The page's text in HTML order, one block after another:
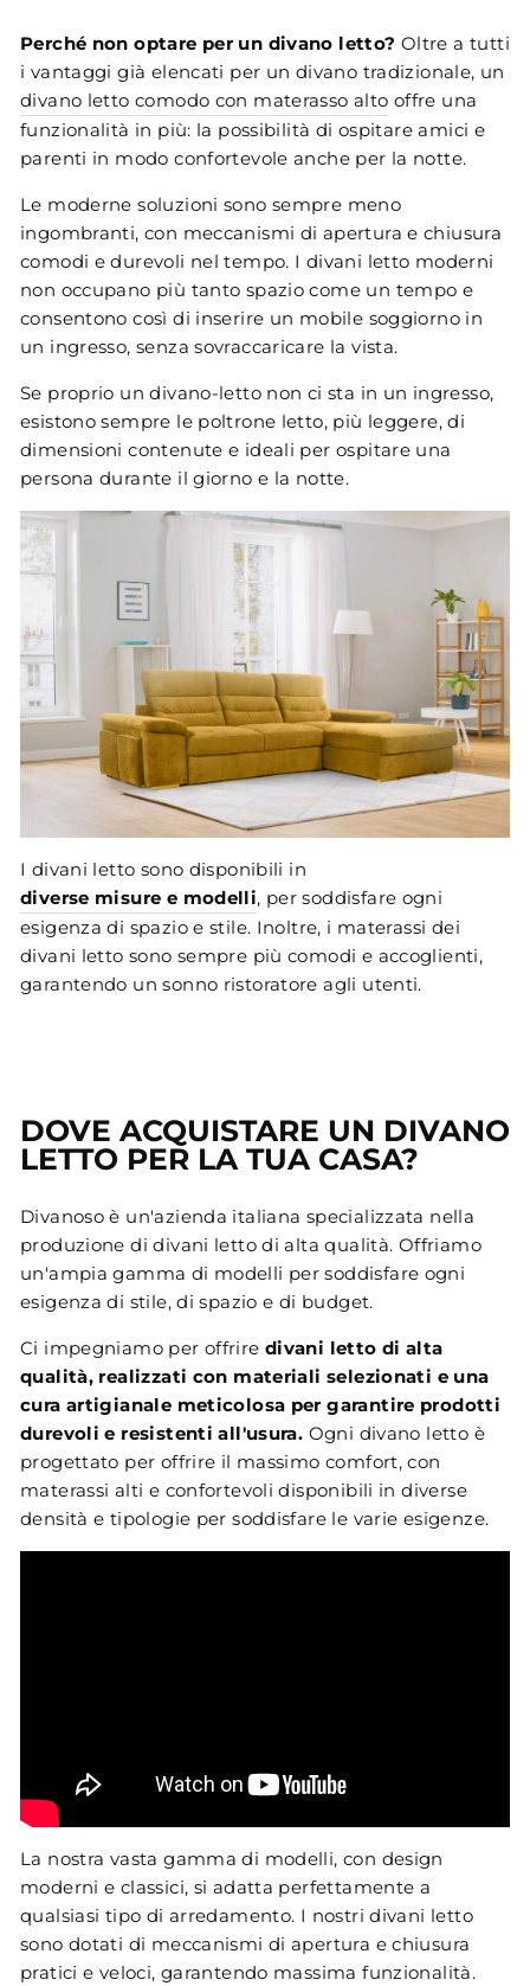
Perché non optare per un divano letto? Oltre a tutti
i vantaggi già elencati per un divano tradizionale, un
divano letto comodo con materasso alto offre una
funzionalità in più: la possibilità di ospitare amici e
parenti in modo confortevole anche per la notte.
Le moderne soluzioni sono sempre meno
ingombranti, con meccanismi di apertura e chiusura
comodi e durevoli nel tempo. I divani letto moderni
non occupano più tanto spazio come un tempo e
consentono così di inserire un mobile soggiorno in
un ingresso, senza sovraccaricare la vista.
Se proprio un divano-letto non ci sta in un ingresso,
esistono sempre le poltrone letto, più leggere, di
dimensioni contenute e ideali per ospitare una
persona durante il giorno e la notte.
I divani letto sono disponibili in
diverse misure e modelli, per soddisfare ogni
esigenza di spazio e stile. Inoltre, i materassi dei
divani letto sono sempre più comodi e accoglienti,
garantendo un sonno ristoratore agli utenti.
DOVE ACQUISTARE UN DIVANO
LETTO PER LA TUA CASA?
Divanoso è un'azienda italiana specializzata nella
produzione di divani letto di alta qualità. Offriamo
un'ampia gamma di modelli per soddisfare ogni
esigenza di stile, di spazio e di budget.
Ci impegniamo per offrire divani letto di alta
qualità, realizzati con materiali selezionati e una
cura artigianale meticolosa per garantire prodotti
durevoli e resistenti all'usura. Ogni divano letto è
progettato per offrire il massimo comfort, con
materassi alti e confortevoli disponibili in diverse
densità e tipologie per soddisfare le varie esigenze.
La nostra vasta gamma di modelli, con design
moderni e classici, si adatta perfettamente a
qualsiasi tipo di arredamento. I nostri divani letto
sono dotati di meccanismi di apertura e chiusura
pratici e veloci, garantendo massima funzionalità.